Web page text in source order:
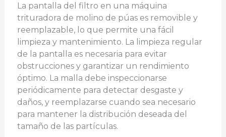
La pantalla del filtro en una máquina
trituradora de molino de púas es removible y
reemplazable, lo que permite una fácil
limpieza y mantenimiento. La limpieza regular
de la pantalla es necesaria para evitar
obstrucciones y garantizar un rendimiento
óptimo. La malla debe inspeccionarse
periódicamente para detectar desgaste y
daños, y reemplazarse cuando sea necesario
para mantener la distribución deseada del
tamaño de las partículas.